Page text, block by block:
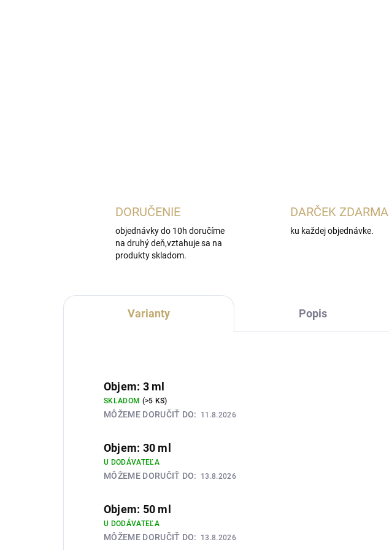
DORUČENIE
objednávky do 10h doručíme
na druhý deň,vztahuje sa na
produkty skladom.
DARČEK ZDARMA
ku každej objednávke.
Varianty Popis
Objem: 3 ml
SKLADOM (>5 KS)
MÔŽEME DORUČIŤ DO: 11.8.2026
Objem: 30 ml
U DODÁVATEĽA
MÔŽEME DORUČIŤ DO: 13.8.2026
Objem: 50 ml
U DODÁVATEĽA
MÔŽEME DORUČIŤ DO: 13.8.2026